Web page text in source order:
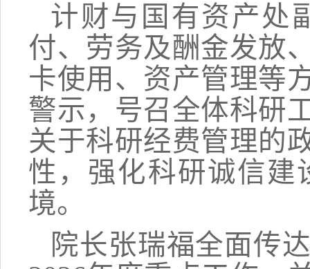
计财与国有资产处
付、劳务及酬金发放
卡使用、资产管理等
警示，号召全体科研
关于科研经费管理的
性，强化科研诚信建
境。
院长张瑞福全面传